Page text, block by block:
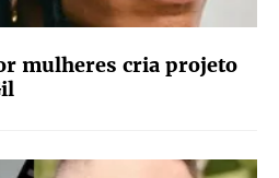
mulheres cria projeto